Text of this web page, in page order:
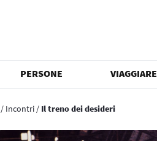
PERSONE VIAGGIARE
/ Incontri / Il treno dei desideri